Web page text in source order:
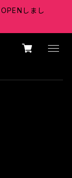
しまし